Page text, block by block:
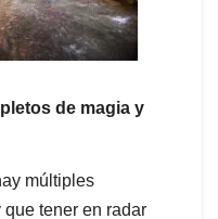
de magia y
múltiples
tener en radar